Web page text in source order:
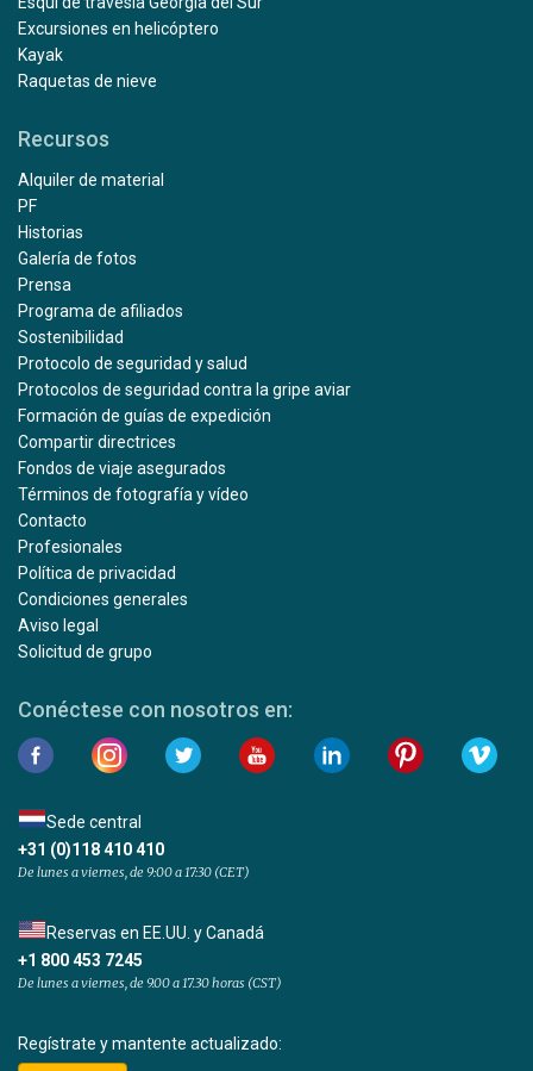
Excursiones en helicóptero
Kayak
Raquetas de nieve
Recursos
Alquiler de material
PF
Historias
Galería de fotos
Prensa
Programa de afiliados
Sostenibilidad
Protocolo de seguridad y salud
Protocolos de seguridad contra la gripe aviar
Formación de guías de expedición
Compartir directrices
Fondos de viaje asegurados
Términos de fotografía y vídeo
Contacto
Profesionales
Política de privacidad
Condiciones generales
Aviso legal
Solicitud de grupo
Conéctese con nosotros en:
Sede central
+31 (0)118 410 410
De lunes a viernes, de 9:00 a 17:30 (CET)
Reservas en EE.UU. y Canadá
+1 800 453 7245
De lunes a viernes, de 9.00 a 17.30 horas (CST)
Regístrate y mantente actualizado: